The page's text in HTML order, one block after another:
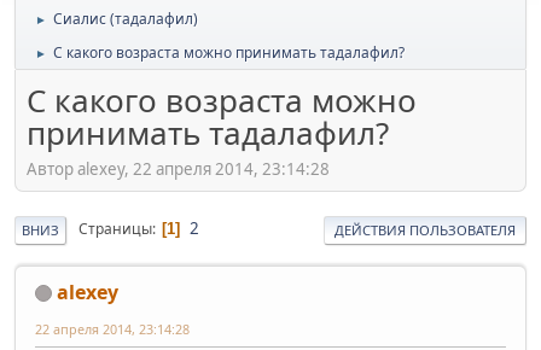
► Сиалис (тадалафил)
► С какого возраста можно принимать тадалафил?
С какого возраста можно
принимать тадалафил?
Автор alexey, 22 апреля 2014, 23:14:28
ВНИЗ Страницы 1 2 ДЕЙСТВИЯ ПОЛЬЗОВАТЕЛЯ
alexey
22 апреля 2014, 23:14:28